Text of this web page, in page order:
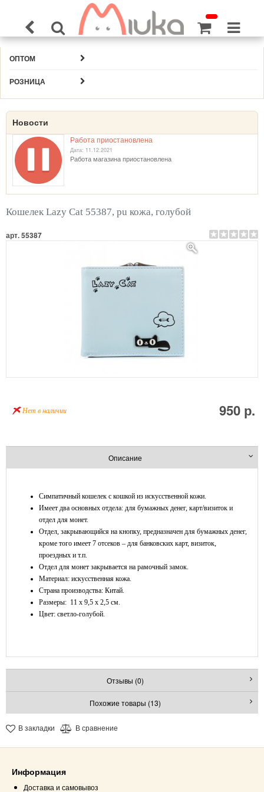
ОПТОМ
РОЗНИЦА
Новости
Работа приостановлена
Дата: 11.12.2021
Работа магазина приостановлена
Кошелек Lazy Cat 55387, pu кожа, голубой
арт. 55387
Нет в наличии 950 р.
Описание
Симпатичный кошелек с кошкой из искусственной кожи.
Имеет два основных отдела: для бумажных денег, карт/визиток и
отдел для монет.
Отдел, закрывающийся на кнопку, предназначен для бумажных денег,
кроме того имеет 7 отсеков – для банковских карт, визиток,
проездных и т.п.
Отдел для монет закрывается на рамочный замок.
Материал: искусственная кожа.
Страна производства: Китай.
Размеры: 11 x 9,5 x 2,5 см.
Цвет: светло-голубой.
Отзывы (0)
Похожие товары (13)
В закладки В сравнение
Информация
Доставка и самовывоз